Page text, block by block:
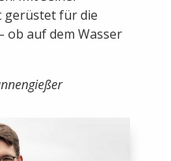
gerüstet für die
ob auf dem Wasser